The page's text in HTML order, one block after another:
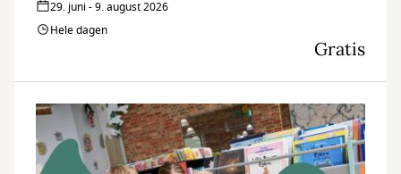
29. juni - 9. august 2026
Hele dagen
Gratis